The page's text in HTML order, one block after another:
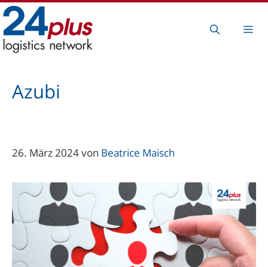
Zum
Inhalt
springen
Azubi
26. März 2024von Beatrice Maisch